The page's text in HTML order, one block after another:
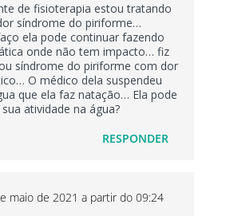
de fisioterapia estou tratando
síndrome do piriforme…
ela pode continuar fazendo
onde não tem impacto… fiz
síndrome do piriforme com dor
O médico dela suspendeu
que ela faz natação… Ela pode
atividade na água?
RESPONDER
maio de 2021 a partir do 09:24